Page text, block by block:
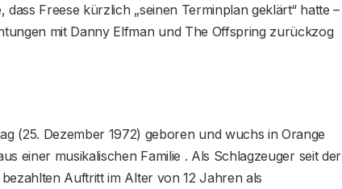
dass Freese kürzlich „seinen Terminplan geklärt“ hatte –
mit Danny Elfman und The Offspring zurückzog
(25. Dezember 1972) geboren und wuchs in Orange
einer musikalischen Familie . Als Schlagzeuger seit der
Auftritt im Alter von 12 Jahren als